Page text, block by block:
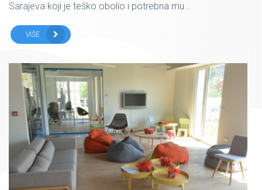
Sarajeva koji je teško obolio i potrebna mu...
VIŠE